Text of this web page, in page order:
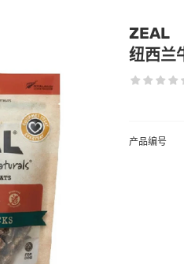
ZEAL
纽西兰
产品编号